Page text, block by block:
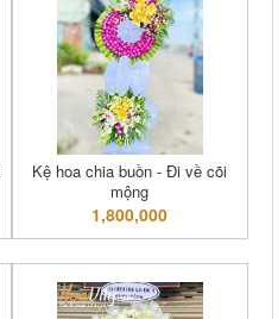
Kệ hoa chia buồn - Đi về cõi
mộng
1,800,000